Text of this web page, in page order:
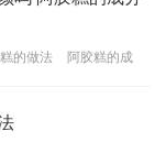
的做法
阿胶糕的成